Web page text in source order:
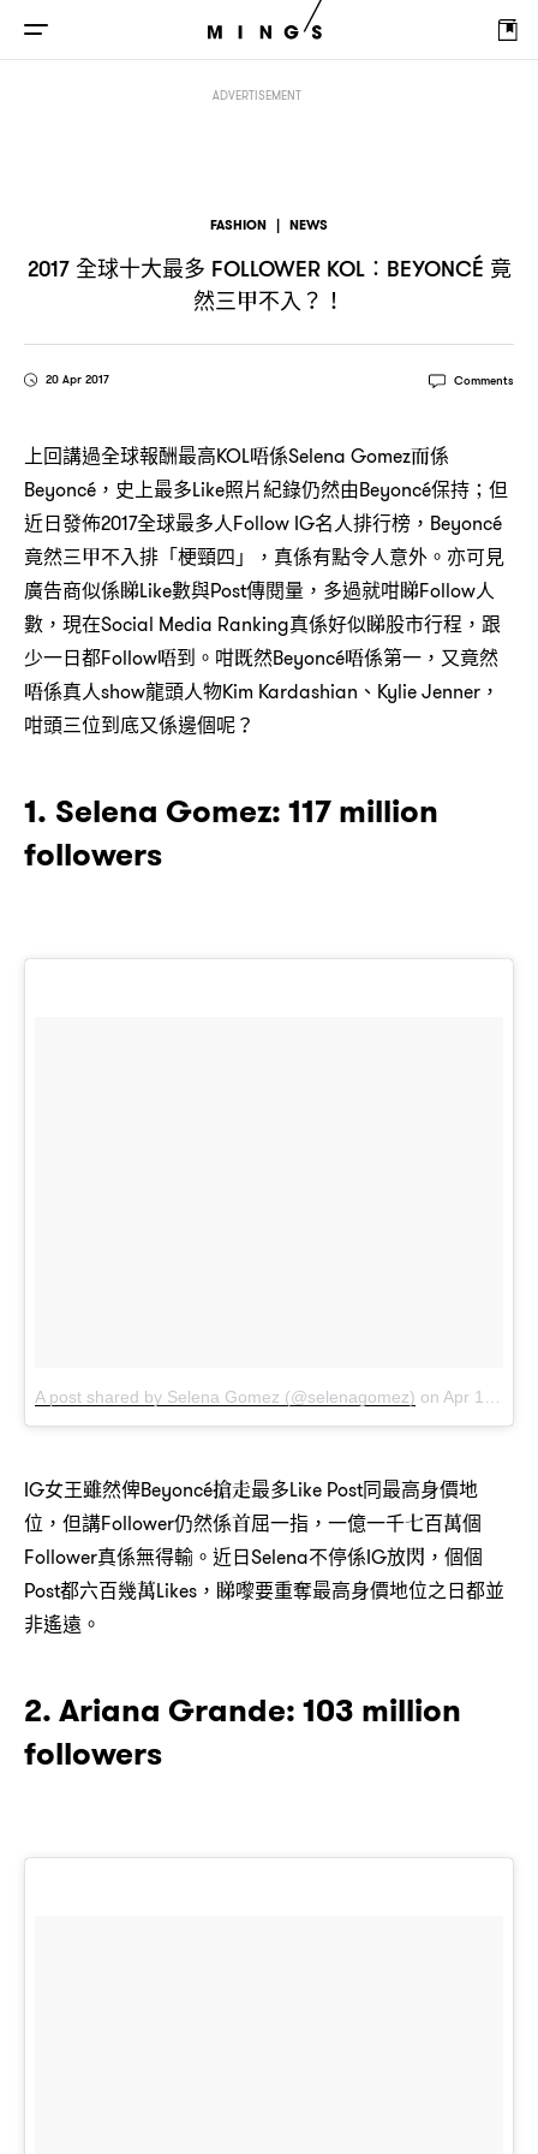
ADVERTISEMENT
FASHION | NEWS
2017 全球十大最多 FOLLOWER KOL：BEYONCÉ 竟
然三甲不入？！
20 Apr 2017 Comments
上回講過全球報酬最高KOL唔係Selena Gomez而係
Beyoncé，史上最多Like照片紀錄仍然由Beyoncé保持；但
近日發佈2017全球最多人Follow IG名人排行榜，Beyoncé
竟然三甲不入排「梗頸四」，真係有點令人意外。亦可見
廣告商似係睇Like數與Post傳閱量，多過就咁睇Follow人
數，現在Social Media Ranking真係好似睇股市行程，跟
少一日都Follow唔到。咁既然Beyoncé唔係第一，又竟然
唔係真人show龍頭人物Kim Kardashian、Kylie Jenner，
咁頭三位到底又係邊個呢？
1. Selena Gomez: 117 million
followers
A post shared by Selena Gomez (@selenagomez) on Apr 15, 2017 at 6:04pm PDT
IG女王雖然俾Beyoncé搶走最多Like Post同最高身價地
位，但講Follower仍然係首屈一指，一億一千七百萬個
Follower真係無得輸。近日Selena不停係IG放閃，個個
Post都六百幾萬Likes，睇嚟要重奪最高身價地位之日都並
非遙遠。
2. Ariana Grande: 103 million
followers
Follower KOL：Beyoncé